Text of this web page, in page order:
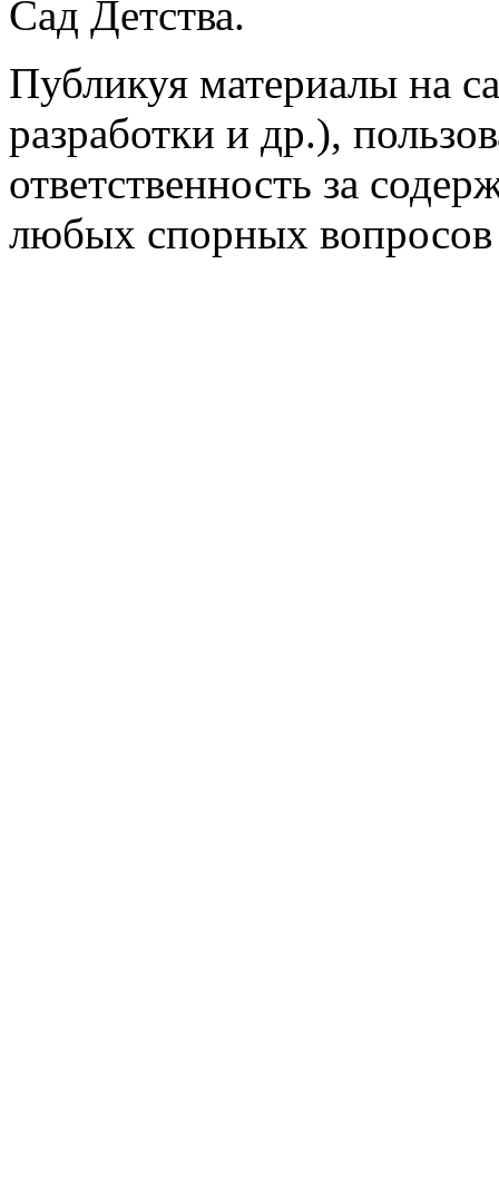
Сад Детства.
Публикуя материалы на
разработки и др.),
ответственность за
любых спорных